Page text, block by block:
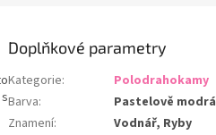
Doplňkové parametry
Kategorie:
Polodrahokamy
Barva:
Pastelově modrá
Znamení:
Vodnář, Ryby